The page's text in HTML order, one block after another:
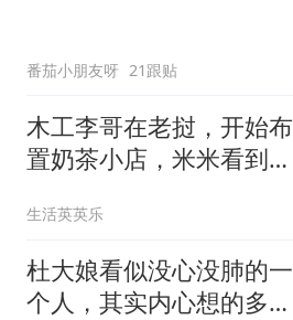
番茄小朋友呀 21跟贴
木工李哥在老挝，开始布
置奶茶小店，米米看到会
生活英英乐
杜大娘看似没心没肺的一
个人，其实内心想的多，